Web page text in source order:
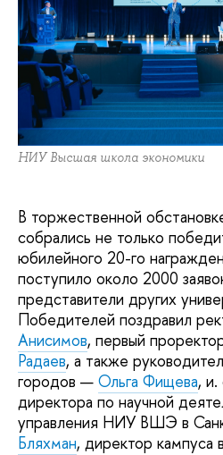
НИУ Высшая школа экономики
В торжественной
собрались не только
юбилейного 20-го
поступило около 2000
представители других
Победителей поздравил
Анисимов, первый
Радаев, а также
городов — Ольга Фищева,
директора по научной
управления НИУ ВШЭ в
Бляхман, директор